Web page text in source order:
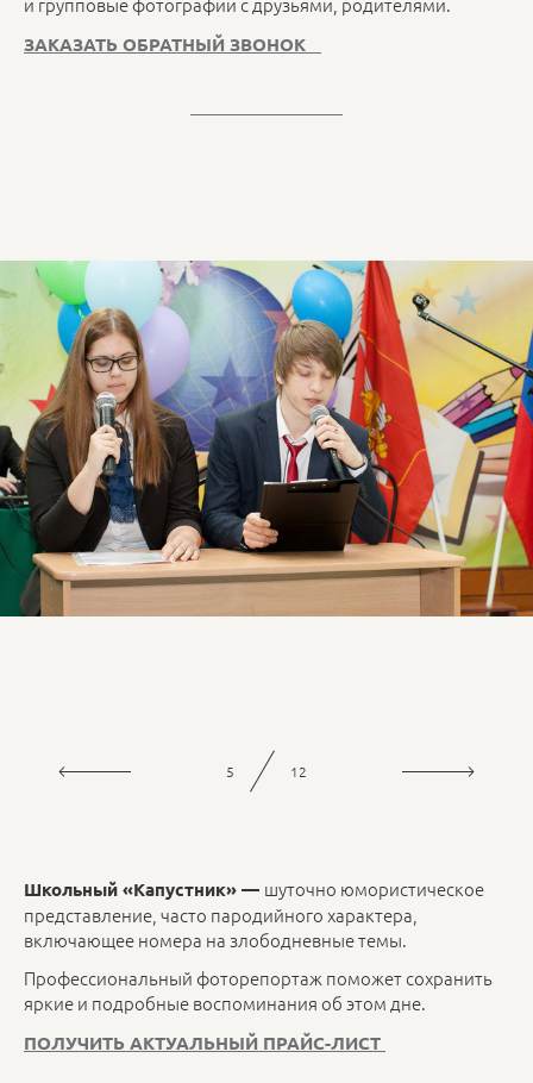
ЗАКАЗАТЬ ОБРАТНЫЙ ЗВОНОК
Школьный «Капустник» — шуточно юмористическое
представление, часто пародийного характера,
включающее номера на злободневные темы.
Профессиональный фоторепортаж поможет сохранить
яркие и подробные воспоминания об этом дне.
ПОЛУЧИТЬ АКТУАЛЬНЫЙ ПРАЙС-ЛИСТ
5 12